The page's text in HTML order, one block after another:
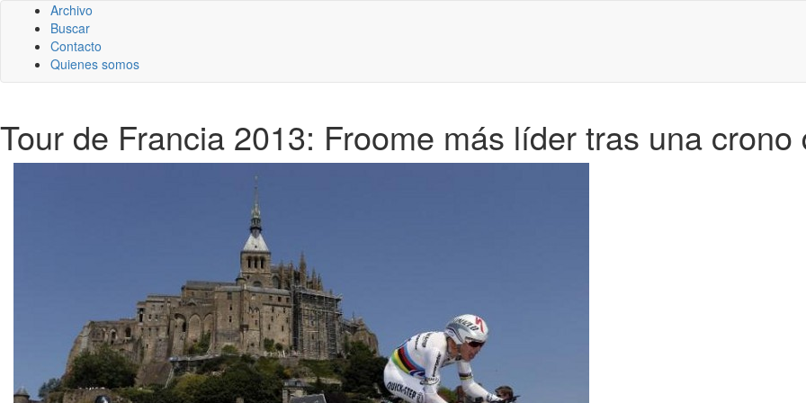
Archivo
Buscar
Contacto
Quienes somos
Tour de Francia 2013: Froome más líder tras una